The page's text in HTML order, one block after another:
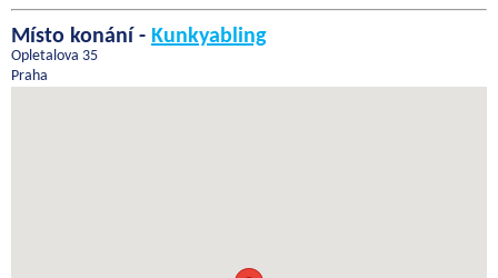
Místo konání - Kunkyabling
Opletalova 35
Praha